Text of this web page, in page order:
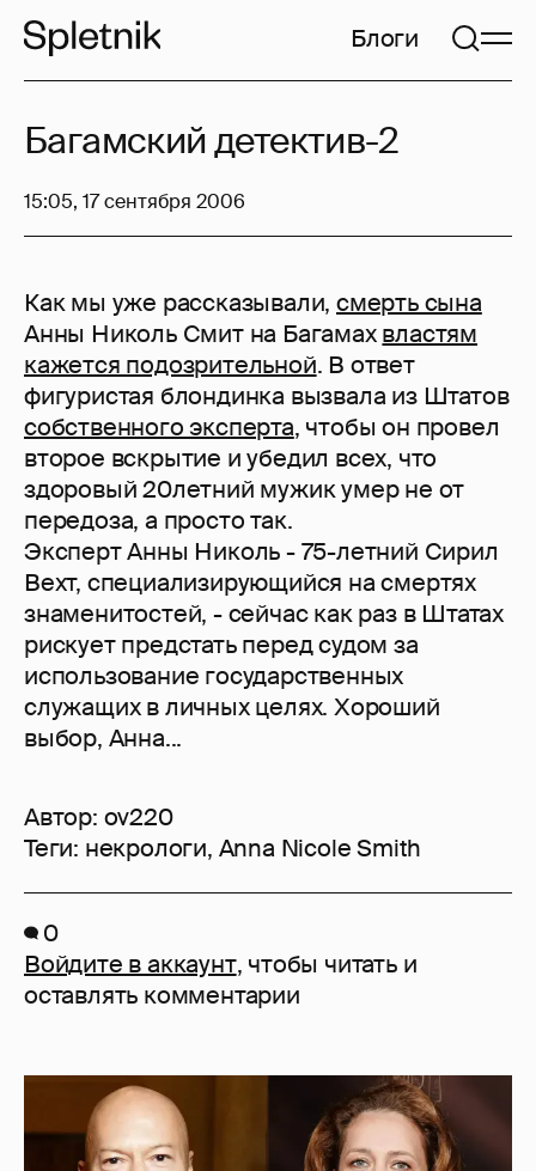
Блоги
Как мы уже рассказывали,смерть сына
Анны Николь Смит на Багамахвластям
кажется подозрительной. В ответ
фигуристая блондинка вызвала из Штатов
собственного эксперта, чтобы он провел
второе вскрытие и убедил всех, что
здоровый 20летний мужик умер не от
передоза, а просто так.
Эксперт Анны Николь - 75-летний Сирил
Вехт, специализирующийся на смертях
знаменитостей, - сейчас как раз в Штатах
рискует предстать перед судом за
использование государственных
служащих в личных целях. Хороший
выбор, Анна...
Автор: ov220
Теги: некрологи, Anna Nicole Smith
Багамский детектив-2
15:05, 17 сентября 2006
0
Войдите в аккаунт, чтобы читать и
оставлять комментарии